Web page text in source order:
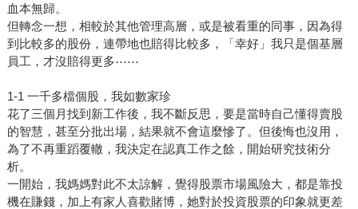
血本無歸。
但轉念一想，相較於其他管理高層，或是被看重的同事，因為得
到比較多的股份，連帶地也賠得比較多，「幸好」我只是個基層
員工，才沒賠得更多⋯⋯
1-1 一千多檔個股，我如數家珍
花了三個月找到新工作後，我不斷反思，要是當時自己懂得賣股
的智慧，甚至分批出場，結果就不會這麼慘了。但後悔也沒用，
為了不再重蹈覆轍，我決定在認真工作之餘，開始研究技術分
析。
一開始，我媽媽對此不太諒解，覺得股票市場風險大，都是靠投
機在賺錢，加上有家人喜歡賭博，她對於投資股票的印象就更差